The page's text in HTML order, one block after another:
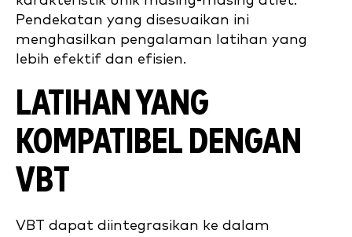
Pendekatan yang disesuaikan ini
menghasilkan pengalaman latihan yang
lebih efektif dan efisien.
LATIHAN YANG
KOMPATIBEL DENGAN
VBT
VBT dapat diintegrasikan ke dalam